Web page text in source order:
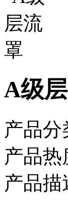
A级
产品分
产品热
产品描